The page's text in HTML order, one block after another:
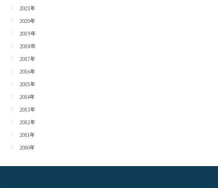
2021年
2020年
2019年
2018年
2017年
2016年
2015年
2014年
2013年
2012年
2011年
2010年